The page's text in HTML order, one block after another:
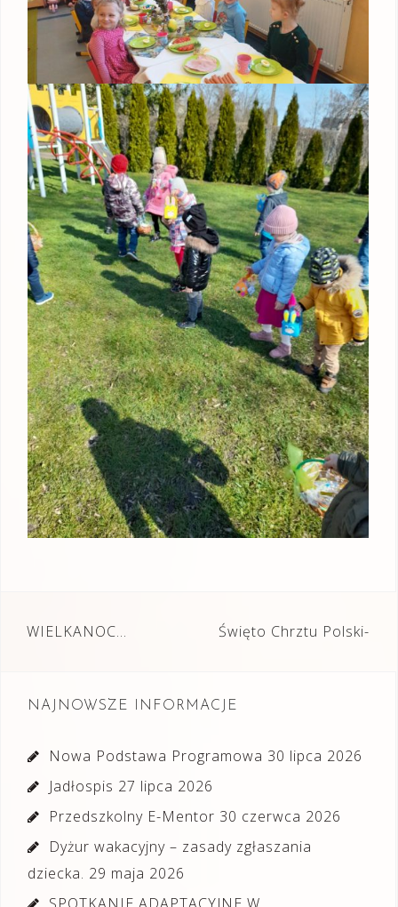
Nawigacja
WIELKANOC… Święto Chrztu Polski-
NAJNOWSZE INFORMACJE
Nowa Podstawa Programowa 30 lipca 2026
Jadłospis 27 lipca 2026
Przedszkolny E-Mentor 30 czerwca 2026
Dyżur wakacyjny – zasady zgłaszania
dziecka. 29 maja 2026